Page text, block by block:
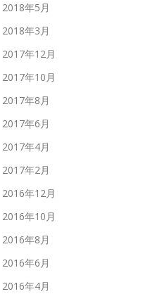
2018年5月
2018年3月
2017年12月
2017年10月
2017年8月
2017年6月
2017年4月
2017年2月
2016年12月
2016年10月
2016年8月
2016年6月
2016年4月